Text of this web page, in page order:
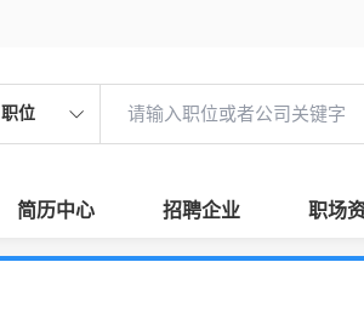
职位
简历中心 招聘企业 职场